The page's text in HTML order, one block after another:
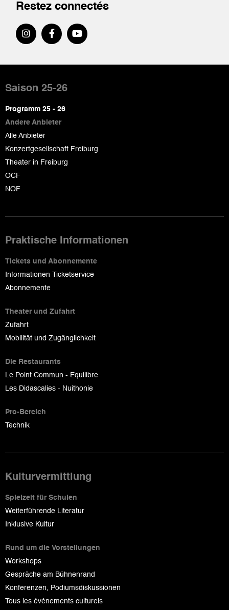
Restez connectés
de
page
Saison 25-26
Programm 25 - 26
Andere Anbieter
Alle Anbieter
Konzertgesellschaft Freiburg
Theater in Freiburg
OCF
NOF
Praktische Informationen
Tickets und Abonnemente
Informationen Ticketservice
Abonnemente
Theater und Zufahrt
Zufahrt
Mobilität und Zugänglichkeit
Die Restaurants
Le Point Commun - Equilibre
Les Didascalies - Nuithonie
Pro-Bereich
Technik
Kulturvermittlung
Spielzeit für Schulen
Weiterführende Literatur
Inklusive Kultur
Rund um die Vorstellungen
Workshops
Gespräche am Bühnenrand
Konferenzen, Podiumsdiskussionen
Tous les événements culturels